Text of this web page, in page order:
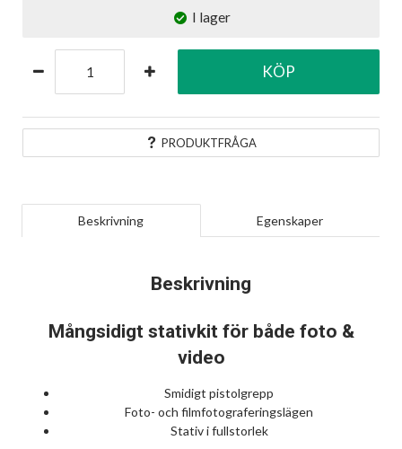
I lager
PRODUKTFRÅGA
KÖP
Beskrivning Egenskaper
Beskrivning
Mångsidigt stativkit för både foto &
video
Smidigt pistolgrepp
Foto- och filmfotograferingslägen
Stativ i fullstorlek